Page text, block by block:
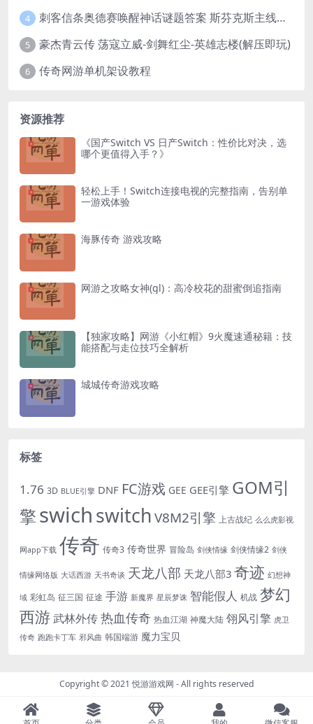
4 刺客信条奥德赛唤醒神话谜题答案 斯芬克斯主线攻略
5 豪杰青云传 荡寇立威-剑舞红尘-英雄志楼(解压即玩)
6 传奇网游单机架设教程
资源推荐
《国产Switch VS 日产Switch：性价比对决，选
哪个更值得入手？》
轻松上手！Switch连接电视的完整指南，告别单
一游戏体验
海豚传奇 游戏攻略
网游之攻略女神(gl)：高冷校花的甜蜜倒追指南
【独家攻略】网游《小红帽》9火魔速通秘籍：技
能搭配与走位技巧全解析
城城传奇游戏攻略
标签
1.76 3D BLUE引擎 DNF FC游戏 GEE GEE引擎 GOM引
擎swichswitchV8M2引擎 上古战纪 么么虎影视
网app下载 传奇 传奇3 传奇世界 冒险岛 剑侠情缘 剑侠情缘2 剑侠
情缘网络版 大话西游 天书奇谈 天龙八部 天龙八部3 奇迹 幻想神
域 彩虹岛 征三国 征途 手游 新魔界 星辰梦诛 智能假人 机战 梦幻
西游 武林外传热血传奇 热血江湖 神魔大陆 翎风引擎 虎卫
传奇 跑跑卡丁车 邪风曲 韩国端游 魔力宝贝
Copyright © 2021悦游游戏网 - All rights reserved